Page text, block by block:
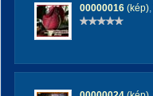
00000016 (kép),